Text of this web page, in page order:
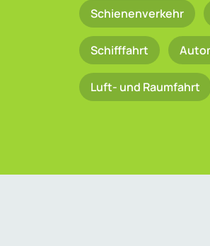
Schienenverkehr
Schifffahrt
Luft- und Raumfahrt